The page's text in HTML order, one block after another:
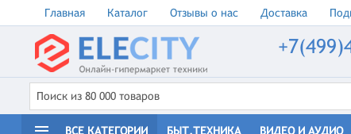
Главная Каталог Отзывы о нас Доставка
ВСЕ КАТЕГОРИИ БЫТ.ТЕХНИКА ВИДЕО И АУДИО